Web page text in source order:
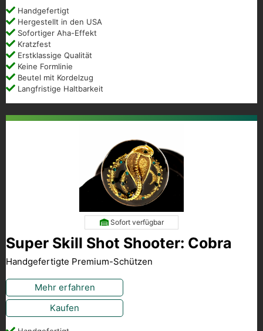
Handgefertigt
Hergestellt in den USA
Sofortiger Aha-Effekt
Kratzfest
Erstklassige Qualität
Keine Formlinie
Beutel mit Kordelzug
Langfristige Haltbarkeit
Sofort verfügbar
Super Skill Shot Shooter: Cobra
Handgefertigte Premium-Schützen
Mehr erfahren
Kaufen